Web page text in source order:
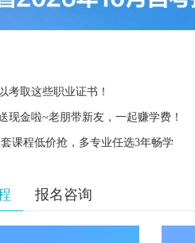
考取这些职业证书！
现金啦~老朋带新友，一起赚学费！
课程低价抢，多专业任选3年畅学
报名咨询